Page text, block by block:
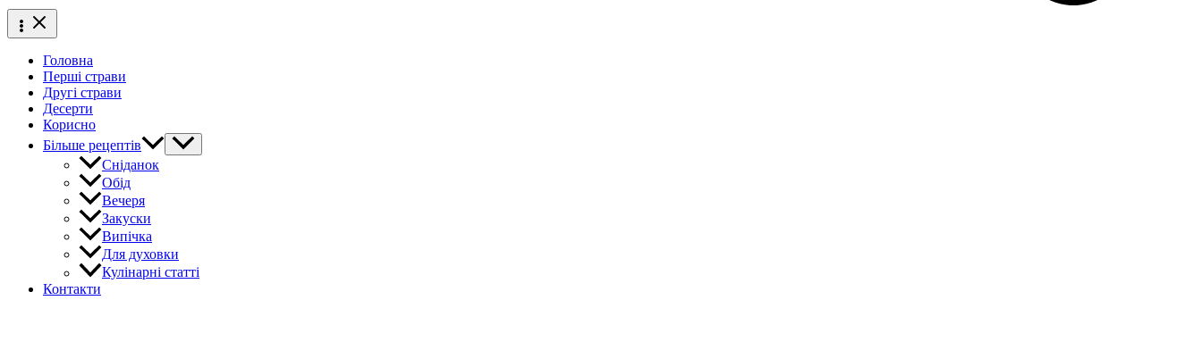
Головна
Перші страви
Другі страви
Десерти
Корисно
Більше рецептів
Сніданок
Обід
Вечеря
Закуски
Випічка
Для духовки
Кулінарні статті
Контакти